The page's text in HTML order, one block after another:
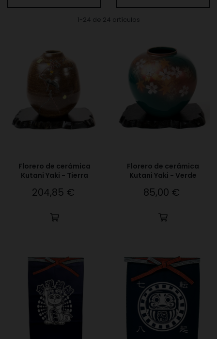
1-24 de 24 artículos
Florero de cerámica
Kutani Yaki - Tierra
Precio
204,85 €
Florero de cerámica
Kutani Yaki - Verde
Precio
85,00 €